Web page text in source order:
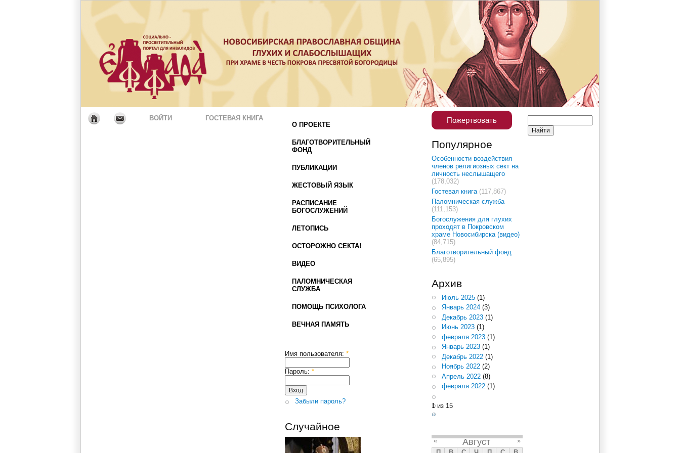
ВОЙТИ
ГОСТЕВАЯ КНИГА
О ПРОЕКТЕ
БЛАГОТВОРИТЕЛЬНЫЙ
ФОНД
ПУБЛИКАЦИИ
ЖЕСТОВЫЙ ЯЗЫК
РАСПИСАНИЕ
БОГОСЛУЖЕНИЙ
ЛЕТОПИСЬ
ОСТОРОЖНО СЕКТА!
ВИДЕО
ПАЛОМНИЧЕСКАЯ
СЛУЖБА
ПОМОЩЬ ПСИХОЛОГА
ВЕЧНАЯ ПАМЯТЬ
Имя пользователя: *
Пароль: *
Забыли пароль?
Случайное
Пожертвовать
Популярное
Особенности воздействия
членов религиозных сект на
личность неслышащего
(178,032)
Гостевая книга (117,867)
Паломническая служба
(111,153)
Богослужения для глухих
проходят в Покровском
храме Новосибирска (видео)
(84,715)
Благотворительный фонд
(65,895)
Архив
Июль 2025(1)
Январь 2024(3)
Декабрь 2023(1)
Июнь 2023(1)
февраля 2023(1)
Январь 2023(1)
Декабрь 2022(1)
Ноябрь 2022(2)
Апрель 2022(8)
февраля 2022(1)
1 из 15
››
« Август
»